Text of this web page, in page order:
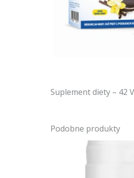
Suplement diety – 42
Podobne produkty